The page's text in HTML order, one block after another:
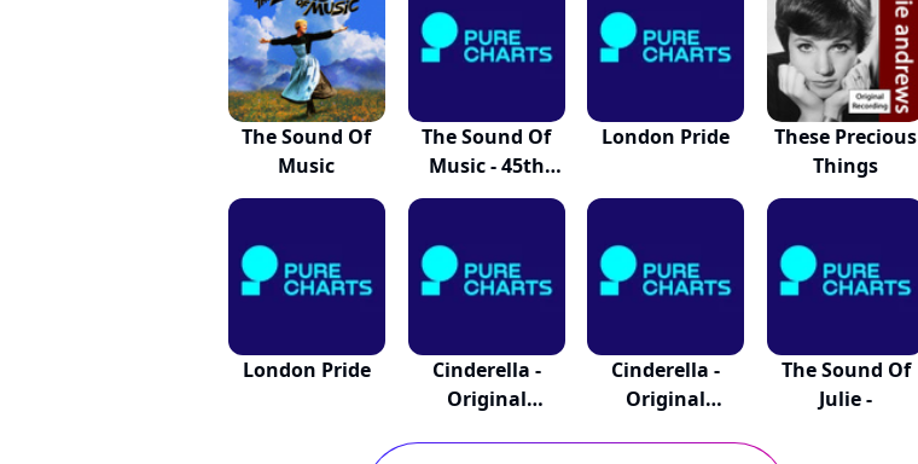
The Sound Of
Music
The Sound Of
Music - 45th
Ann...
London Pride
These Precious
Things
London Pride
Cinderella -
Original
Cinderella -
Original
The Sound Of
Julie -